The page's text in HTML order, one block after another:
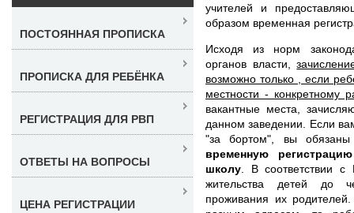
учителей и
образом временная
Исходя из норм
органов власти,
возможно только , если
местности - конкретному
вакантные места,
данном заведении. Если
"за бортом", вы обязаны
временную
школу . В соответствии с
жительства детей до
проживания их
ПОСТОЯННАЯ ПРОПИСКА
ПРОПИСКА ДЛЯ РЕБЁНКА
РЕГИСТРАЦИЯ ДЛЯ РВП
ОТВЕТЫ НА ВОПРОСЫ
ЦЕНА РЕГИСТРАЦИИ